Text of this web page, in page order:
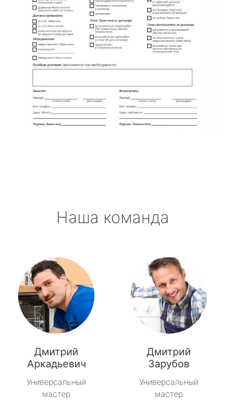
Наша команда
Дмитрий
Аркадьевич
Универсальный
мастер
Дмитрий
Зарубов
Универсальный
мастер